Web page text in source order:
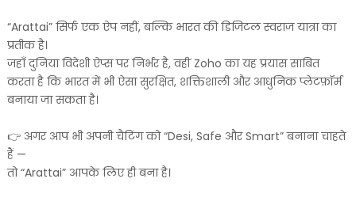
“Arattai” सिर्फ एक ऐप नहीं, बल्कि भारत की डिजिटल स्वराज यात्रा का
प्रतीक है।
जहाँ दुनिया विदेशी ऐप्स पर निर्भर है, वहीं Zoho का यह प्रयास साबित
करता है कि भारत में भी ऐसा सुरक्षित, शक्तिशाली और आधुनिक प्लेटफ़ॉर्म
बनाया जा सकता है।
👉 अगर आप भी अपनी चैटिंग को “Desi, Safe और Smart” बनाना चाहते
हैं —
तो “Arattai” आपके लिए ही बना है।